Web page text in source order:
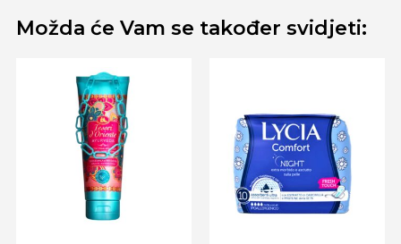
Možda će Vam se također svidjeti: